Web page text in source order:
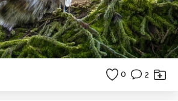
0 2